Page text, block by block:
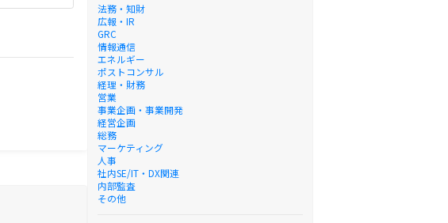
法務・知財
広報・IR
GRC
情報通信
エネルギー
ポストコンサル
経理・財務
営業
事業企画・事業開発
経営企画
総務
マーケティング
人事
社内SE/IT・DX関連
内部監査
その他